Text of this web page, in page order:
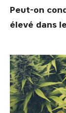
Peut-on
élevé dans